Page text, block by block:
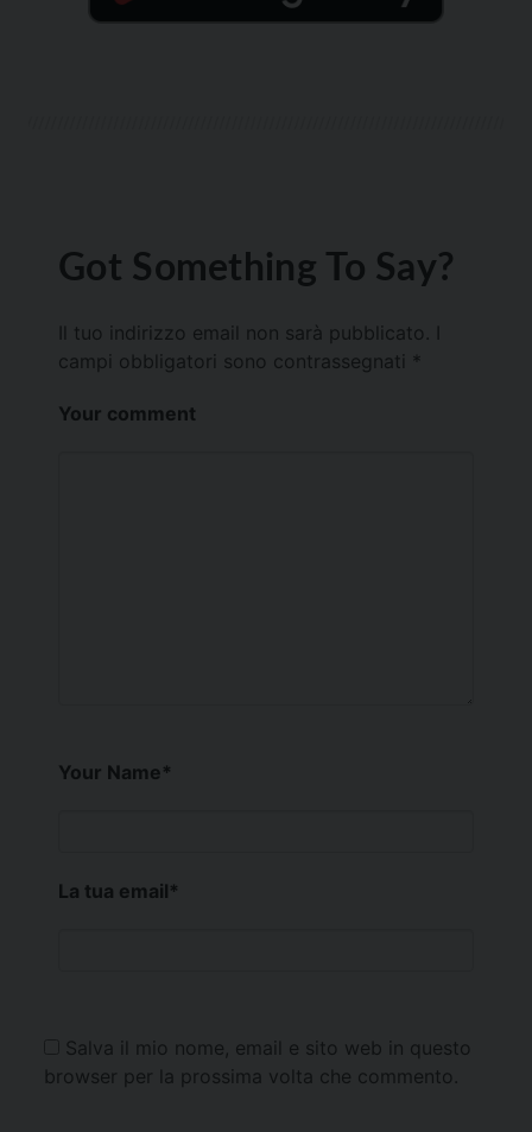
Got Something To Say?
Il tuo indirizzo email non sarà pubblicato.
campi obbligatori sono contrassegnati *
Your comment
Your Name*
La tua email*
Salva il mio nome, email e sito web in questo
browser per la prossima volta che commento.